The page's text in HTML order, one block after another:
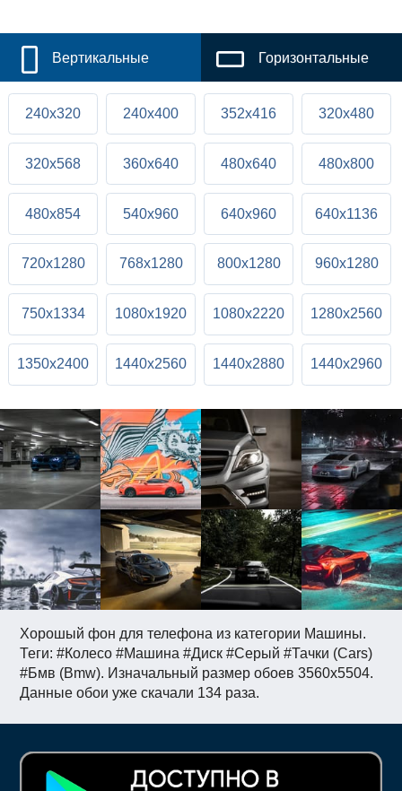
Хорошый фон для телефона из категории Машины.
Теги: #Колесо #Машина #Диск #Серый #Тачки (Cars)
#Бмв (Bmw). Изначальный размер обоев 3560x5504.
Данные обои уже скачали 134 раза.
Вертикальные Горизонтальные
240x320 240x400 352x416 320x480
320x568 360x640 480x640 480x800
480x854 540x960 640x960 640x1136
720x1280 768x1280 800x1280 960x1280
750x1334 1080x1920 1080x2220 1280x2560
1350x2400 1440x2560 1440x2880 1440x2960